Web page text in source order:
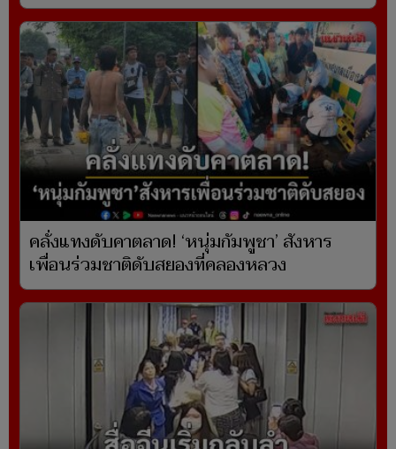
คลั่งแทงดับคาตลาด! ‘หนุ่มกัมพูชา’ สังหาร
เพื่อนร่วมชาติดับสยองที่คลองหลวง